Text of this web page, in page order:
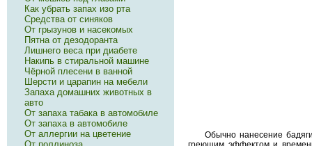
Обычно нанесение
Как убрать запах изо рта
Средства от синяков
От грызунов и насекомых
Пятна от дезодоранта
Лишнего веса при диабете
Накипь в стиральной машине
Чёрной плесени в ванной
Шерсти и царапин на мебели
Запаха домашних животных в
авто
От запаха табака в автомобиле
От запаха в автомобиле
От аллергии на цветение